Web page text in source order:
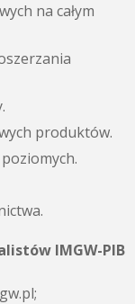
na całym
produktów.
IMGW-PIB